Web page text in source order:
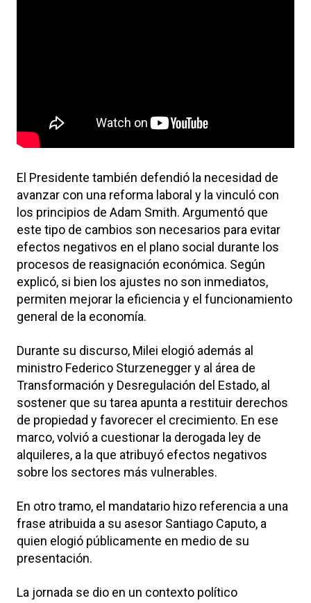
El Presidente también defendió la necesidad de
avanzar con una reforma laboral y la vinculó con
los principios de Adam Smith. Argumentó que
este tipo de cambios son necesarios para evitar
efectos negativos en el plano social durante los
procesos de reasignación económica. Según
explicó, si bien los ajustes no son inmediatos,
permiten mejorar la eficiencia y el funcionamiento
general de la economía.
Durante su discurso, Milei elogió además al
ministro Federico Sturzeneggery al área de
Transformación y Desregulación del Estado, al
sostener que su tarea apunta a restituir derechos
de propiedad y favorecer el crecimiento. En ese
marco, volvió a cuestionar la derogada ley de
alquileres, a la que atribuyó efectos negativos
sobre los sectores más vulnerables.
En otro tramo, el mandatario hizo referencia a una
frase atribuida a su asesor Santiago Caputo, a
quien elogió públicamente en medio de su
presentación.
La jornada se dio en un contexto político